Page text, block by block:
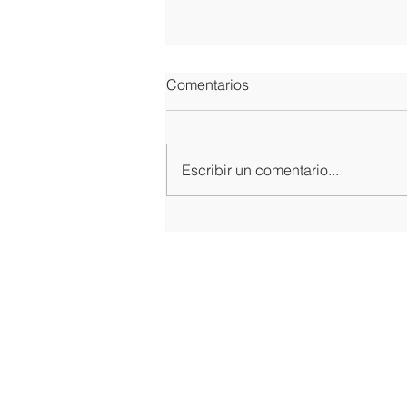
Comentarios
Escribir un comentario...